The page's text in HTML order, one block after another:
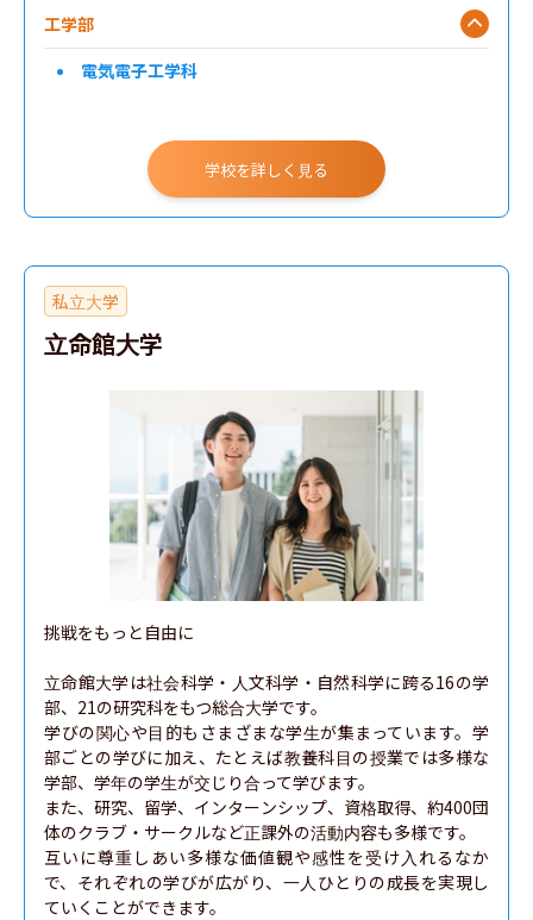
工学部
電気電子工学科
学校を詳しく見る
私立大学
立命館大学
挑戦をもっと自由に
立命館大学は社会科学・人文科学・自然科学に跨る16の学
部、21の研究科をもつ総合大学です。
学びの関心や目的もさまざまな学生が集まっています。学
部ごとの学びに加え、たとえば教養科目の授業では多様な
学部、学年の学生が交じり合って学びます。
また、研究、留学、インターンシップ、資格取得、約400団
体のクラブ・サークルなど正課外の活動内容も多様です。
互いに尊重しあい多様な価値観や感性を受け入れるなか
で、それぞれの学びが広がり、一人ひとりの成長を実現し
ていくことができます。